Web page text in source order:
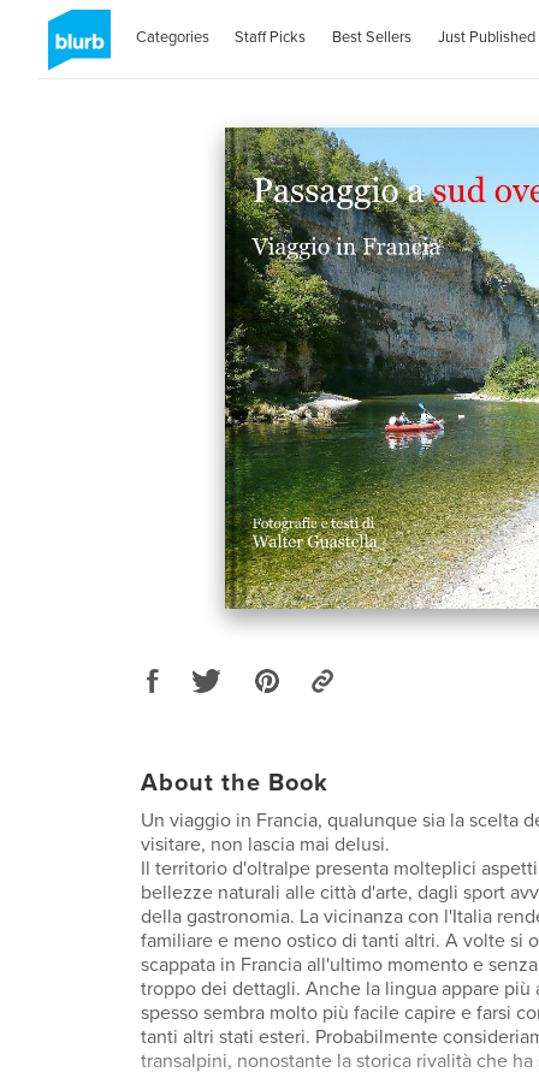
Categories Staff Picks Best Sellers Just Published
About the Book
Un viaggio in Francia, qualunque sia la scelta
visitare, non lascia mai delusi.
Il territorio d'oltralpe presenta molteplici
bellezze naturali alle città d'arte, dagli sport
della gastronomia. La vicinanza con l'Italia
familiare e meno ostico di tanti altri. A volte si
scappata in Francia all'ultimo momento e
troppo dei dettagli. Anche la lingua appare più
spesso sembra molto più facile capire e farsi
tanti altri stati esteri. Probabilmente
transalpini, nonostante la storica rivalità che ha